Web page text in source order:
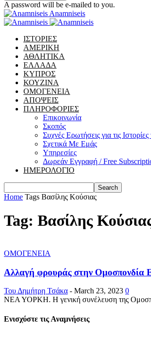
A password will be e-mailed to you.
Anamniseis
ΙΣΤΟΡΙΕΣ
ΑΜΕΡΙΚΗ
ΑΘΛΗΤΙΚΑ
ΕΛΛΑΔΑ
ΚΥΠΡΟΣ
ΚΟΥΖΙΝΑ
ΟΜΟΓΕΝΕΙΑ
ΑΠΟΨΕΙΣ
ΠΛΗΡΟΦΟΡΙΕΣ
Επικοινωνία
Σκοπός
Συχνές Ερωτήσεις για τις
Σχετικά Με Εμάς
Υπηρεσίες
Δωρεάν Εγγραφή / Free
ΗΜΕΡΟΛΟΓΙΟ
Home Tags Βασίλης Κούσιας
Tag: Βασίλης
ΟΜΟΓΕΝΕΙΑ
Αλλαγή φρουράς στην Ομοσπονδία
Του Δημήτρη Τσάκα - March 23, 2023 0
ΝΕΑ ΥΟΡΚΗ. Η γενική συνέλευση της
Ενισχύστε τις Αναμνήσεις